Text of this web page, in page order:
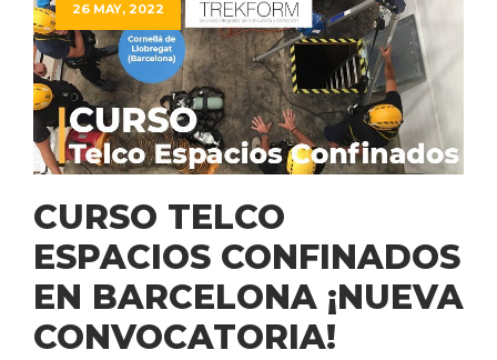
26 MAY, 2022
CURSO TELCO
ESPACIOS CONFINADOS
EN BARCELONA ¡NUEVA
CONVOCATORIA!